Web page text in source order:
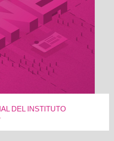
DEL INSTITUTO